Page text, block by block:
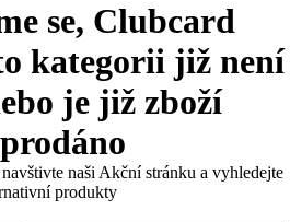
se, Clubcard
kategorii již není
je již zboží
naši Akční stránku a vyhledejte
produkty